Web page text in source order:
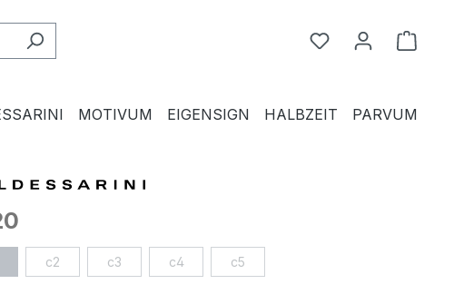
Du hast 0
MOTIVUM EIGENSIGN HALBZEIT PARVUM
c2 c3 c4 c5